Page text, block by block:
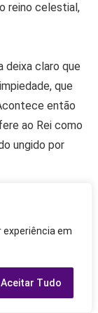
em
Aceitar Tudo
reino celestial,
deixa claro que
que
então
ao Rei como
ungido por
Rei terreno a
a necessidade
a Deus. A